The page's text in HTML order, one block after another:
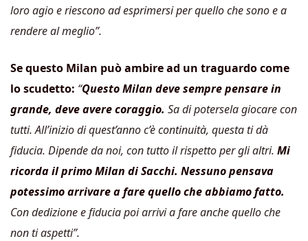
loro agio e riescono ad esprimersi per quello che sono e a
rendere al meglio”.
Se questo Milan può ambire ad un traguardo come
lo scudetto: “Questo Milan deve sempre pensare in
grande, deve avere coraggio. Sa di potersela giocare con
tutti. All’inizio di quest’anno c’è continuità, questa ti dà
fiducia. Dipende da noi, con tutto il rispetto per gli altri. Mi
ricorda il primo Milan di Sacchi. Nessuno pensava
potessimo arrivare a fare quello che abbiamo fatto.
Con dedizione e fiducia poi arrivi a fare anche quello che
non ti aspetti”.